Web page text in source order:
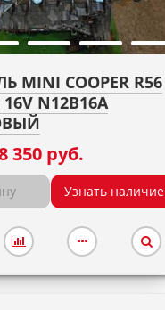
MINI COOPER R56
16V N12B16A
350 руб.
Узнать наличие